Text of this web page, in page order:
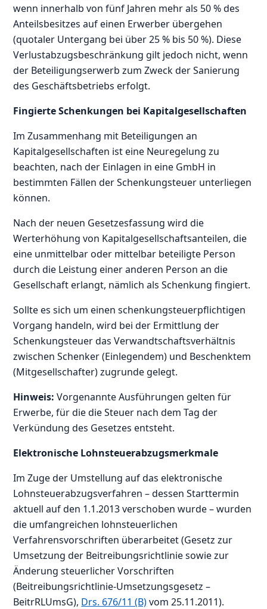
wenn innerhalb von fünf Jahren mehr als 50 % des
Anteilsbesitzes auf einen Erwerber übergehen
(quotaler Untergang bei über 25 % bis 50 %). Diese
Verlustabzugsbeschränkung gilt jedoch nicht, wenn
der Beteiligungserwerb zum Zweck der Sanierung
des Geschäftsbetriebs erfolgt.
Fingierte Schenkungen bei Kapitalgesellschaften
Im Zusammenhang mit Beteiligungen an
Kapitalgesellschaften ist eine Neuregelung zu
beachten, nach der Einlagen in eine GmbH in
bestimmten Fällen der Schenkungsteuer unterliegen
können.
Nach der neuen Gesetzesfassung wird die
Werterhöhung von Kapitalgesellschaftsanteilen, die
eine unmittelbar oder mittelbar beteiligte Person
durch die Leistung einer anderen Person an die
Gesellschaft erlangt, nämlich als Schenkung fingiert.
Sollte es sich um einen schenkungsteuerpflichtigen
Vorgang handeln, wird bei der Ermittlung der
Schenkungsteuer das Verwandtschaftsverhältnis
zwischen Schenker (Einlegendem) und Beschenktem
(Mitgesellschafter) zugrunde gelegt.
Hinweis: Vorgenannte Ausführungen gelten für
Erwerbe, für die die Steuer nach dem Tag der
Verkündung des Gesetzes entsteht.
Elektronische Lohnsteuerabzugsmerkmale
Im Zuge der Umstellung auf das elektronische
Lohnsteuerabzugsverfahren – dessen Starttermin
aktuell auf den 1.1.2013 verschoben wurde – wurden
die umfangreichen lohnsteuerlichen
Verfahrensvorschriften überarbeitet (Gesetz zur
Umsetzung der Beitreibungsrichtlinie sowie zur
Änderung steuerlicher Vorschriften
(Beitreibungsrichtlinie-Umsetzungsgesetz –
BeitrRLUmsG), Drs. 676/11 (B)vom 25.11.2011).